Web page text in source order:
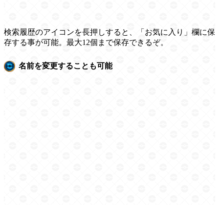
検索履歴のアイコンを長押しすると、「お気に入り」欄に保
存する事が可能。最大12個まで保存できるぞ。
名前を変更することも可能